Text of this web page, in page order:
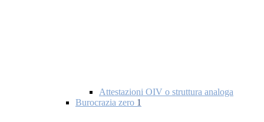
Attestazioni OIV o struttura analoga
Burocrazia zero 1